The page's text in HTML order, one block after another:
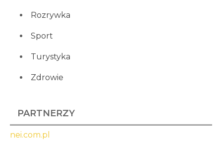
Rozrywka
Sport
Turystyka
Zdrowie
PARTNERZY
nei.com.pl